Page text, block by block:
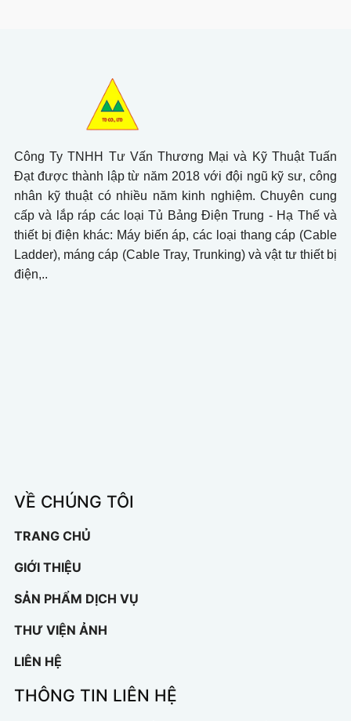
Công Ty TNHH Tư Vấn Thương Mại và Kỹ Thuật Tuấn
Đạt được thành lập từ năm 2018 với đội ngũ kỹ sư, công
nhân kỹ thuật có nhiều năm kinh nghiệm. Chuyên cung
cấp và lắp ráp các loại Tủ Bảng Điện Trung - Hạ Thế và
thiết bị điện khác: Máy biến áp, các loại thang cáp (Cable
Ladder), máng cáp (Cable Tray, Trunking) và vật tư thiết bị
điện,..
VỀ CHÚNG TÔI
TRANG CHỦ
GIỚI THIỆU
SẢN PHẨM DỊCH VỤ
THƯ VIỆN ẢNH
LIÊN HỆ
THÔNG TIN LIÊN HỆ